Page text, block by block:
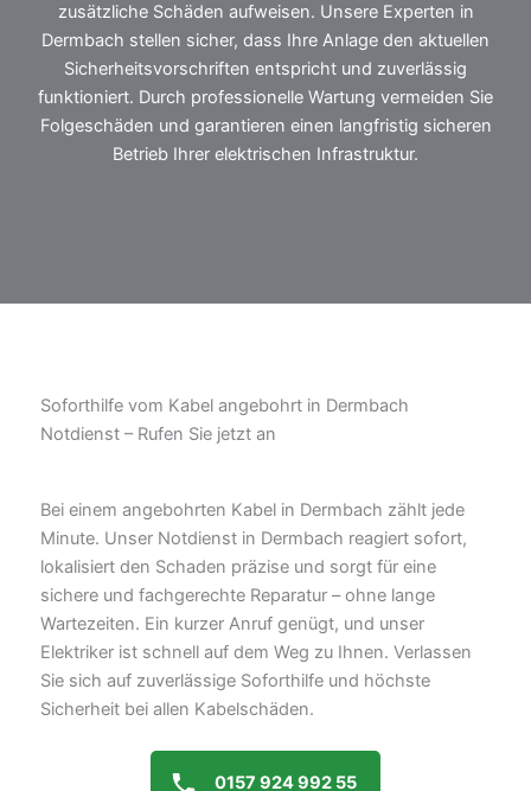
zusätzliche Schäden aufweisen. Unsere Experten in
Dermbach stellen sicher, dass Ihre Anlage den aktuellen
Sicherheitsvorschriften entspricht und zuverlässig
funktioniert. Durch professionelle Wartung vermeiden Sie
Folgeschäden und garantieren einen langfristig sicheren
Betrieb Ihrer elektrischen Infrastruktur.
Soforthilfe vom Kabel angebohrt in Dermbach
Notdienst – Rufen Sie jetzt an
Bei einem angebohrten Kabel in Dermbach zählt jede
Minute. Unser Notdienst in Dermbach reagiert sofort,
lokalisiert den Schaden präzise und sorgt für eine
sichere und fachgerechte Reparatur – ohne lange
Wartezeiten. Ein kurzer Anruf genügt, und unser
Elektriker ist schnell auf dem Weg zu Ihnen. Verlassen
Sie sich auf zuverlässige Soforthilfe und höchste
Sicherheit bei allen Kabelschäden.
0157 924 992 55